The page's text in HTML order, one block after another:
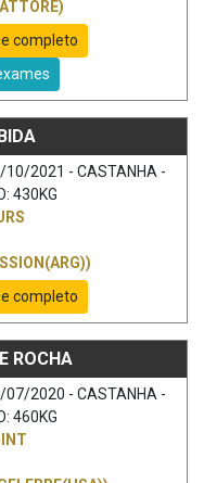
completo
10/2021 - CASTANHA -
430KG
completo
ROCHA
07/2020 - CASTANHA -
460KG